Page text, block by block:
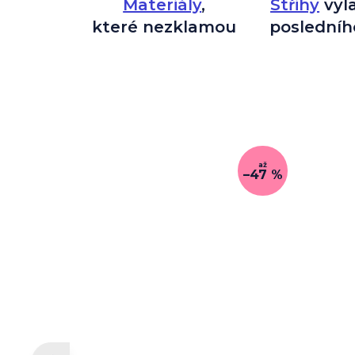
Materiály,
které nezklamou
Střihy
až
–47 %